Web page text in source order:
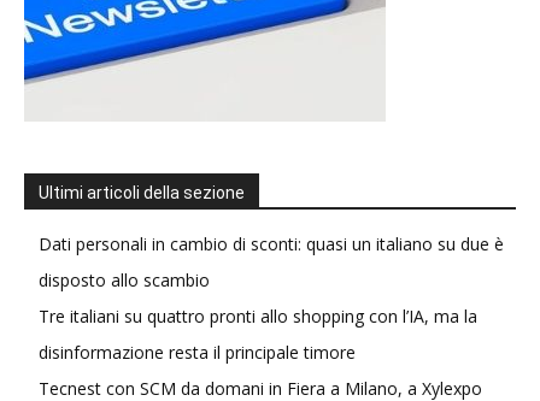
Ultimi articoli della sezione
Dati personali in cambio di sconti: quasi un italiano su due è
disposto allo scambio
Tre italiani su quattro pronti allo shopping con l’IA, ma la
disinformazione resta il principale timore
Tecnest con SCM da domani in Fiera a Milano, a Xylexpo